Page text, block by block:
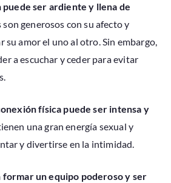
puede ser ardiente y llena de
son generosos con su afecto y
amor el uno al otro. Sin embargo,
a escuchar y ceder para evitar
física puede ser intensa y
una gran energía sexual y
y divertirse en la intimidad.
un equipo poderoso y ser